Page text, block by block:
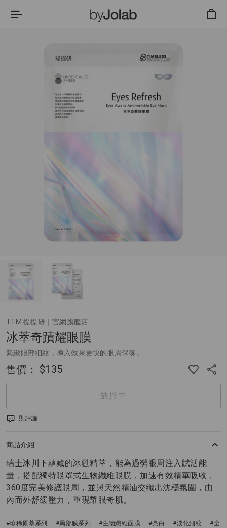
TTM 提提研｜官網旗艦店
冰萃奇蹟耀眼膜
緊緻眼部細紋，導入效果更快的眼周保養。
售價： $135
缺貨中
則評論
商品介紹
瑞士冰川下蘊藏的冰甦精萃，能為過勞眼周注入賦活能
量，搭配獨特眼罩式生物纖維眼膜，加速有效精華吸收，
360度完美修護眼周，並與天然精油交織出沈穩氛圍，由
內而外舒緩壓力，重現耀眼奇肌。
#珍稀原萃系列 #局部膜系列 #生物纖維面膜 #亮白 #淡化細紋
#全